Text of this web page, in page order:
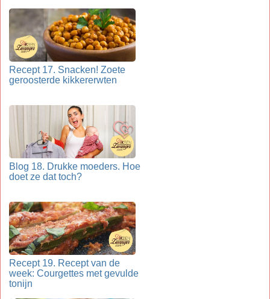
Recept 17. Snacken! Zoete
geroosterde kikkererwten
Blog 18. Drukke moeders. Hoe
doet ze dat toch?
Recept 19. Recept van de
week: Courgettes met gevulde
tonijn